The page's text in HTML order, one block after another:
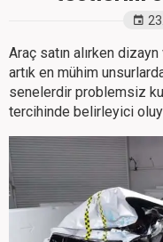
Araç satın alırken
artık en mühim
senelerdir problemsiz
tercihinde belirleyici